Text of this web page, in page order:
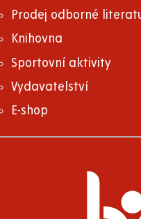
Prodej odborné
Knihovna
Sportovní aktivity
Vydavatelství
E-shop